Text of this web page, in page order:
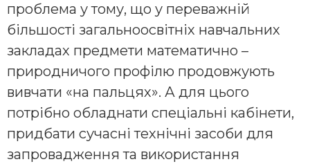
проблема у тому, що у переважній
більшості загальноосвітніх навчальних
закладах предмети математично –
природничого профілю продовжують
вивчати «на пальцях». А для цього
потрібно обладнати спеціальні кабінети,
придбати сучасні технічні засоби для
запровадження та використання